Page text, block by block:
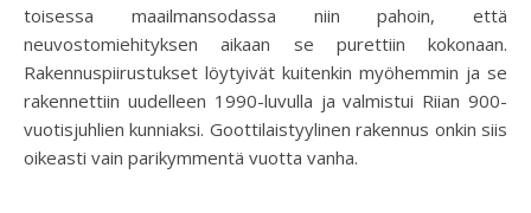
toisessa maailmansodassa niin pahoin, että
neuvostomiehityksen aikaan se purettiin kokonaan.
Rakennuspiirustukset löytyivät kuitenkin myöhemmin ja se
rakennettiin uudelleen 1990-luvulla ja valmistui Riian 900-
vuotisjuhlien kunniaksi. Goottilaistyylinen rakennus onkin siis
oikeasti vain parikymmentä vuotta vanha.